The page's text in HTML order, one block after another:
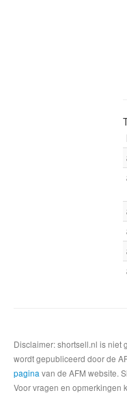
Disclaimer: shortsell.nl is niet
wordt gepubliceerd door de
pagina van de AFM website.
Voor vragen en opmerkingen